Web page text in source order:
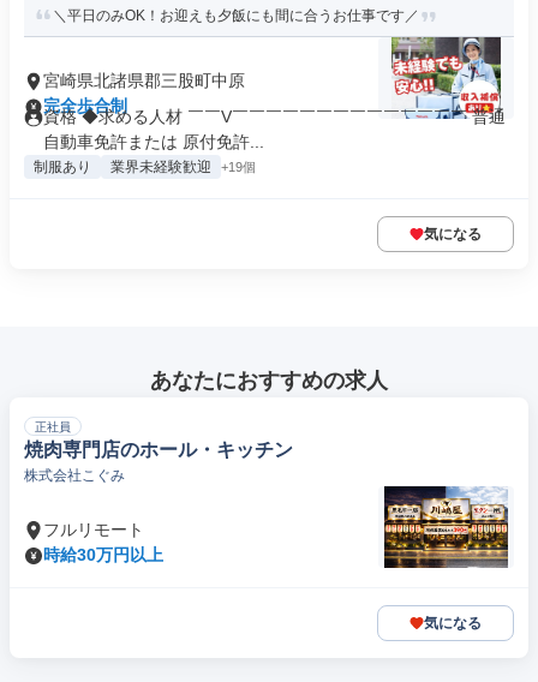
＼平日のみOK！お迎えも夕飯にも間に合うお仕事です／
宮崎県北諸県郡三股町中原
完全歩合制
資格 ◆求める人材 ￣￣V￣￣￣￣￣￣￣￣￣￣￣￣￣￣ 普通
自動車免許または 原付免許...
制服あり 業界未経験歓迎 +19個
気になる
あなたにおすすめの求人
正社員
焼肉専門店のホール・キッチン
株式会社こぐみ
フルリモート
時給30万円以上
気になる